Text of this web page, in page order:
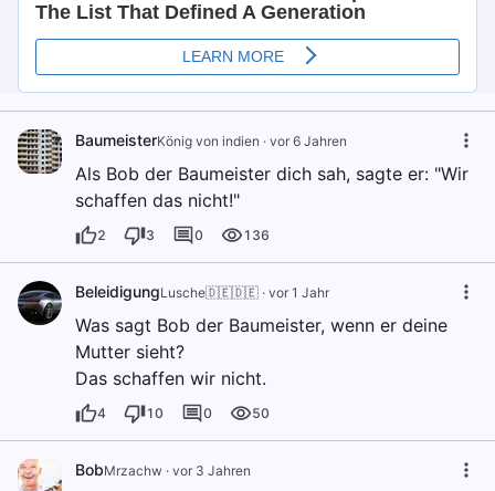
BaumeisterKönig von indien · vor 6 Jahren
Als Bob der Baumeister dich sah, sagte er: "Wir
schaffen das nicht!"
2 3 0 136
BeleidigungLusche🇩🇪🇩🇪 · vor 1 Jahr
Was sagt Bob der Baumeister, wenn er deine
Mutter sieht?
Das schaffen wir nicht.
4 10 0 50
BobMrzachw · vor 3 Jahren